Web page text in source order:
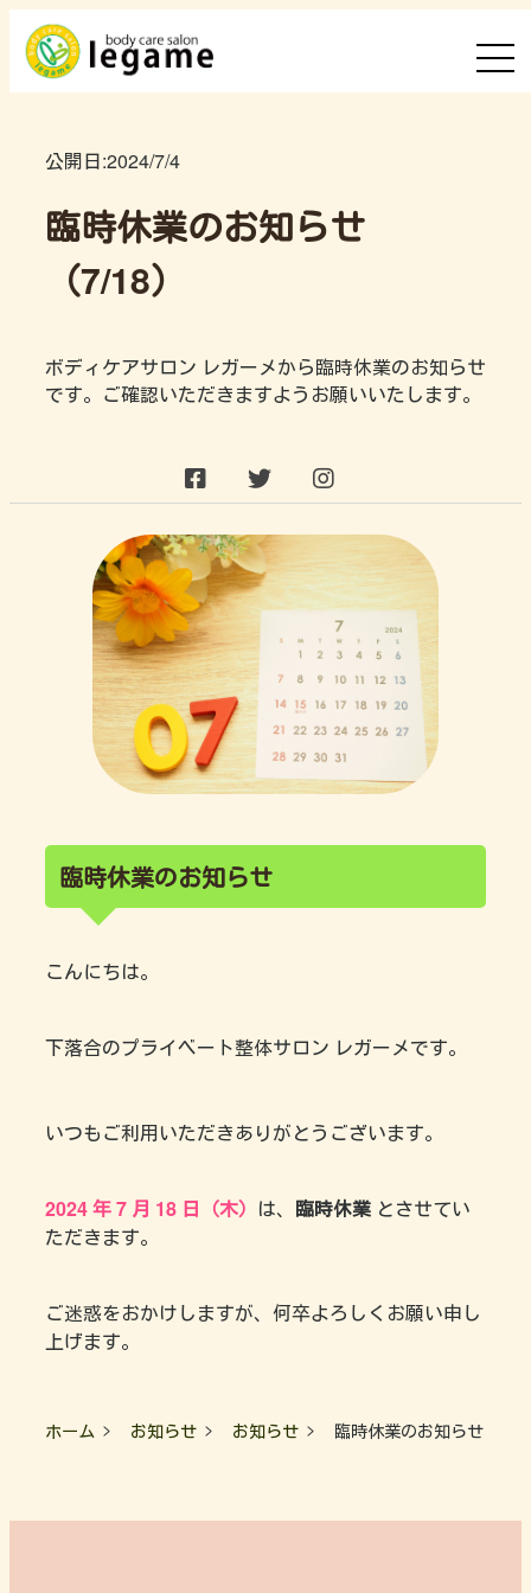
公開日:2024/7/4
臨時休業のお知らせ
（7/18）
ボディケアサロン レガーメから臨時休業のお知らせ
です。ご確認いただきますようお願いいたします。
臨時休業のお知らせ
こんにちは。
下落合のプライベート整体サロン レガーメです。
いつもご利用いただきありがとうございます。
2024 年 7 月 18 日（木） は、 臨時休業 とさせてい
ただきます。
ご迷惑をおかけしますが、何卒よろしくお願い申し
上げます。
ホーム お知らせ お知らせ 臨時休業のお知らせ（7/